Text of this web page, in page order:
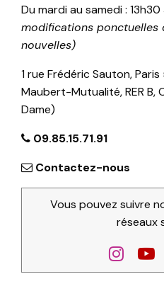
Du mardi au samedi : 13h30
modifications ponctuelles
nouvelles)
1 rue Frédéric Sauton,
Maubert-Mutualité, RER B,
Dame)
09.85.15.71.91
Contactez-nous
Vous pouvez suivre
réseaux